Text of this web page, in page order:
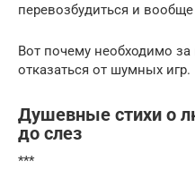
перевозбудиться и
Вот почему необходимо
отказаться от шумных игр.
Душевные стихи о
до слез
***